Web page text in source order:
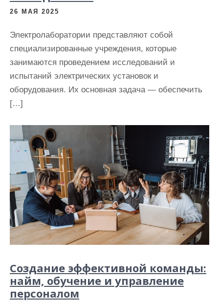
26 МАЯ 2025
Электролаборатории представляют собой
специализированные учреждения, которые
занимаются проведением исследований и
испытаний электрических установок и
оборудования. Их основная задача — обеспечить
[…]
Создание эффективной команды:
найм, обучение и управление
персоналом